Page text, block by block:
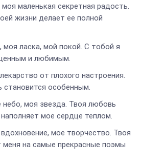
маленькая секретная радость.
жизни делает ее полной
ласка, мой покой. С тобой я
и любимым.
от плохого настроения.
особенным.
моя звезда. Твоя любовь
мое сердце теплом.
мое творчество. Твоя
меня на самые прекрасные поэмы